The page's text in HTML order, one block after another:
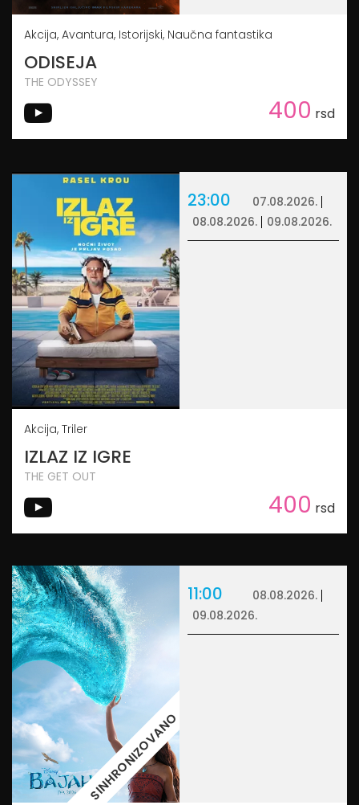
Akcija, Avantura, Istorijski, Naučna fantastika
ODISEJA
THE ODYSSEY
400 rsd
23:00
07.08.2026.
08.08.2026.
09.08.2026.
Akcija, Triler
IZLAZ IZ IGRE
THE GET OUT
400 rsd
11:00
08.08.2026.
09.08.2026.
SINHRONIZOVANO